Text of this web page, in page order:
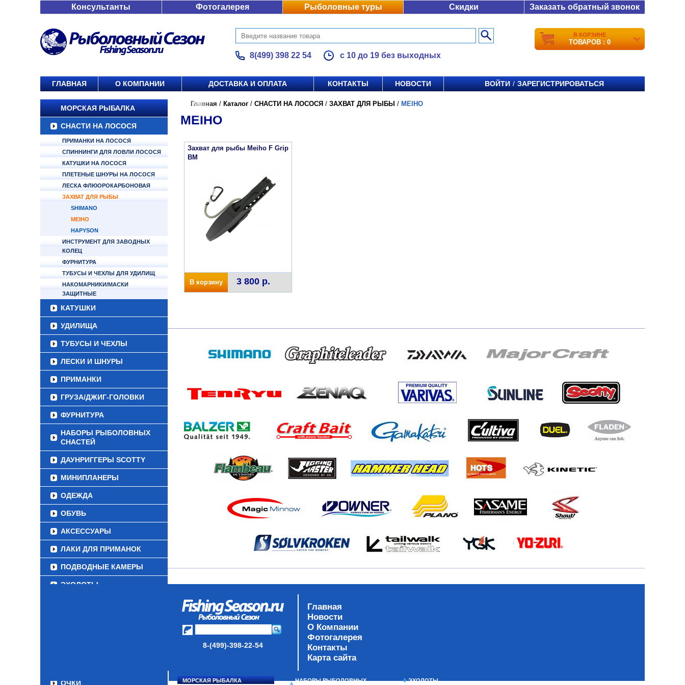
Консультанты Фотогалерея Рыболовные туры Скидки Заказать обратный звонок
8(499) 398 22 54 с 10 до 19 без выходных
В КОРЗИНЕ
ТОВАРОВ : 0
ГЛАВНАЯ О КОМПАНИИ ДОСТАВКА И ОПЛАТА КОНТАКТЫ НОВОСТИ ВОЙТИ / ЗАРЕГИСТРИРОВАТЬСЯ
МОРСКАЯ РЫБАЛКА
СНАСТИ НА ЛОСОСЯ
ПРИМАНКИ НА ЛОСОСЯ
СПИННИНГИ ДЛЯ ЛОВЛИ ЛОСОСЯ
КАТУШКИ НА ЛОСОСЯ
ПЛЕТЕНЫЕ ШНУРЫ НА ЛОСОСЯ
ЛЕСКА ФЛЮОРОКАРБОНОВАЯ
ЗАХВАТ ДЛЯ РЫБЫ
SHIMANO
MEIHO
HAPYSON
ИНСТРУМЕНТ ДЛЯ ЗАВОДНЫХ
КОЛЕЦ
ФУРНИТУРА
ТУБУСЫ И ЧЕХЛЫ ДЛЯ УДИЛИЩ
НАКОМАРНИКИ/МАСКИ
ЗАЩИТНЫЕ
КАТУШКИ
УДИЛИЩА
ТУБУСЫ И ЧЕХЛЫ
ЛЕСКИ И ШНУРЫ
ПРИМАНКИ
ГРУЗА/ДЖИГ-ГОЛОВКИ
ФУРНИТУРА
НАБОРЫ РЫБОЛОВНЫХ
СНАСТЕЙ
ДАУНРИГГЕРЫ SCOTTY
МИНИПЛАНЕРЫ
ОДЕЖДА
ОБУВЬ
АКСЕССУАРЫ
ЛАКИ ДЛЯ ПРИМАНОК
ПОДВОДНЫЕ КАМЕРЫ
ЭХОЛОТЫ
ОЧКИ
Главная / Каталог / СНАСТИ НА ЛОСОСЯ / ЗАХВАТ ДЛЯ РЫБЫ / MEIHO
MEIHO
Захват для рыбы Meiho F Grip
BM
В корзину 3 800 р.
8-(499)-398-22-54
Главная
Новости
О Компании
Фотогалерея
Контакты
Карта сайта
МОРСКАЯ РЫБАЛКА НАБОРЫ РЫБОЛОВНЫХ ЭХОЛОТЫ